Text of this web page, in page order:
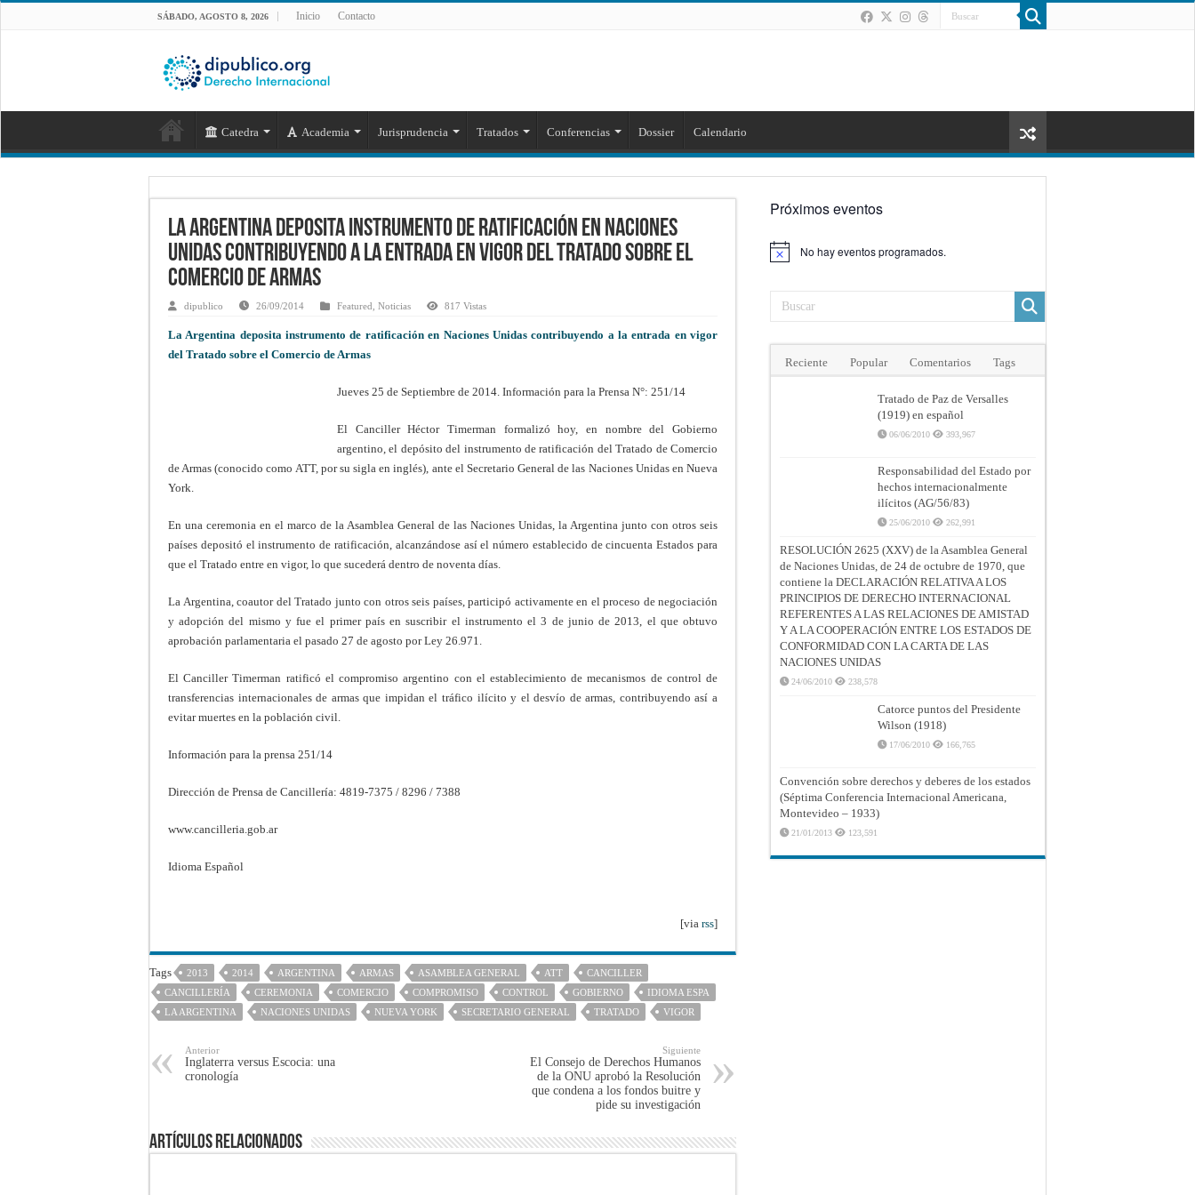
SÁBADO, AGOSTO 8, 2026 Inicio Contacto
Catedra Academia Jurisprudencia Tratados Conferencias Dossier Calendario
La Argentina deposita instrumento de ratificación en Naciones
Unidas contribuyendo a la entrada en vigor del Tratado sobre el
Comercio de Armas
dipublico 26/09/2014 Featured Noticias 817 Vistas
La Argentina deposita instrumento de ratificación en Naciones Unidas contribuyendo a la entrada en vigor
del Tratado sobre el Comercio de Armas
Jueves 25 de Septiembre de 2014. Información para la Prensa N°: 251/14
El Canciller Héctor Timerman formalizó hoy, en nombre del Gobierno
argentino, el depósito del instrumento de ratificación del Tratado de Comercio
de Armas (conocido como ATT, por su sigla en inglés), ante el Secretario General de las Naciones Unidas en Nueva
York.
En una ceremonia en el marco de la Asamblea General de las Naciones Unidas, la Argentina junto con otros seis
países depositó el instrumento de ratificación, alcanzándose así el número establecido de cincuenta Estados para
que el Tratado entre en vigor, lo que sucederá dentro de noventa días.
La Argentina, coautor del Tratado junto con otros seis países, participó activamente en el proceso de negociación
y adopción del mismo y fue el primer país en suscribir el instrumento el 3 de junio de 2013, el que obtuvo
aprobación parlamentaria el pasado 27 de agosto por Ley 26.971.
El Canciller Timerman ratificó el compromiso argentino con el establecimiento de mecanismos de control de
transferencias internacionales de armas que impidan el tráfico ilícito y el desvío de armas, contribuyendo así a
evitar muertes en la población civil.
Información para la prensa 251/14
Dirección de Prensa de Cancillería: 4819-7375 / 8296 / 7388
www.cancilleria.gob.ar
Idioma Español
[via rss]
Tags 2013 2014 ARGENTINA ARMAS ASAMBLEA GENERAL ATT
CANCILLER
CANCILLERÍA
CEREMONIA COMERCIO COMPROMISO CONTROL GOBIERNO
IDIOMA ESPA
LA ARGENTINA
NACIONES UNIDAS NUEVA YORK SECRETARIO GENERAL TRATADO VIGOR
Anterior
Inglaterra versus Escocia: una
cronología
Siguiente
El Consejo de Derechos Humanos
de la ONU aprobó la Resolución
que condena a los fondos buitre y
pide su investigación
Artículos Relacionados
Próximos eventos
Aviso No hay eventos programados.
Reciente Popular Comentarios Tags
Tratado de Paz de Versalles
(1919) en español
06/06/2010 393,967
Responsabilidad del Estado por
hechos internacionalmente
ilícitos (AG/56/83)
25/06/2010 262,991
RESOLUCIÓN 2625 (XXV) de la Asamblea General
de Naciones Unidas, de 24 de octubre de 1970, que
contiene la DECLARACIÓN RELATIVA A LOS
PRINCIPIOS DE DERECHO INTERNACIONAL
REFERENTES A LAS RELACIONES DE AMISTAD
Y A LA COOPERACIÓN ENTRE LOS ESTADOS DE
CONFORMIDAD CON LA CARTA DE LAS
NACIONES UNIDAS
24/06/2010 238,578
Catorce puntos del Presidente
Wilson (1918)
17/06/2010 166,765
Convención sobre derechos y deberes de los estados
(Séptima Conferencia Internacional Americana,
Montevideo – 1933)
21/01/2013 123,591